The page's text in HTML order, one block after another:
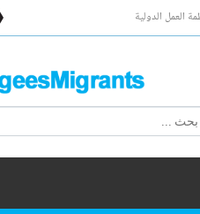
العمل الدولية